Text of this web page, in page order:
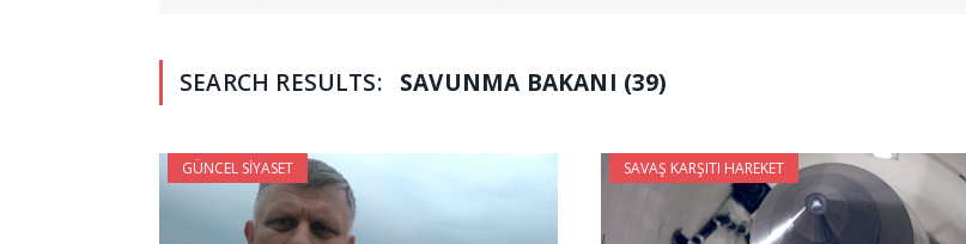
SEARCH RESULTS: SAVUNMA BAKANI (39)
GÜNCEL SIYASET SAVAŞ KARŞITI HAREKET